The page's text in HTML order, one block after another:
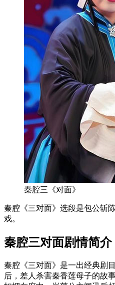
秦腔三《对面》
秦腔《三对面》选段是包公斩
戏。
‌秦腔三对面剧情简介‌
秦腔《三对面》是一出经典剧
后，差人杀害秦香莲母子的故